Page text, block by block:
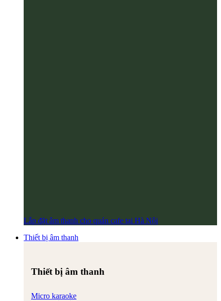
Lắp đặt âm thanh cho quán cafe tại Hà Nội
Thiết bị âm thanh
Thiết bị âm thanh
Micro karaoke